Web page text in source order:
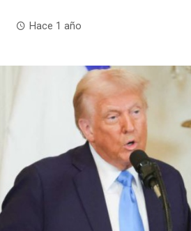
Hace 1 año